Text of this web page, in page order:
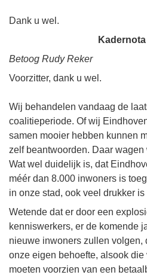
Dank u wel.
Betoog Rudy Reker
Voorzitter, dank u wel.
Wij behandelen vandaag de
coalitieperiode. Of wij
samen mooier hebben kunnen
zelf beantwoorden. Daar
Wat wel duidelijk is, dat
méér dan 8.000 inwoners is
in onze stad, ook veel drukker
Wetende dat er door een
kenniswerkers, er de komende
nieuwe inwoners zullen volgen,
onze eigen behoefte, alsook die
moeten voorzien van een